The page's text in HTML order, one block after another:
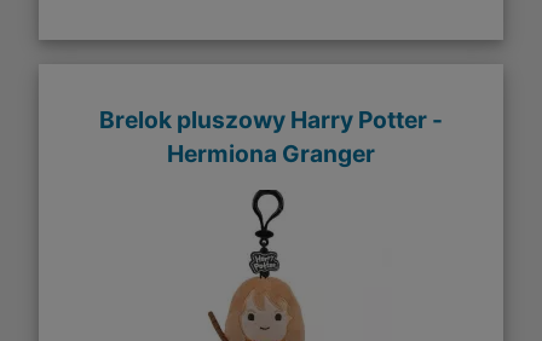
Brelok pluszowy Harry Potter -
Hermiona Granger